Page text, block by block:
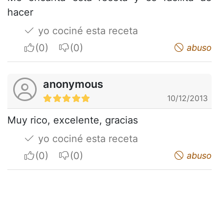
hacer
yo cociné esta receta
I apreciateI do not appreciate abuso
anonymous
10/12/2013
Muy rico, excelente, gracias
yo cociné esta receta
I apreciateI do not appreciate abuso